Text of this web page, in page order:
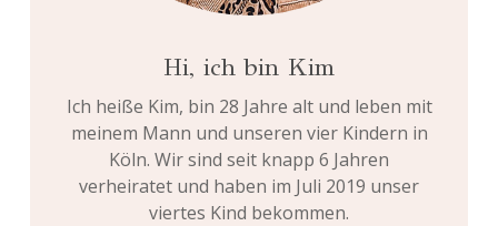
Hi, ich bin Kim
Ich heiße Kim, bin 28 Jahre alt und leben mit
meinem Mann und unseren vier Kindern in
Köln. Wir sind seit knapp 6 Jahren
verheiratet und haben im Juli 2019 unser
viertes Kind bekommen.